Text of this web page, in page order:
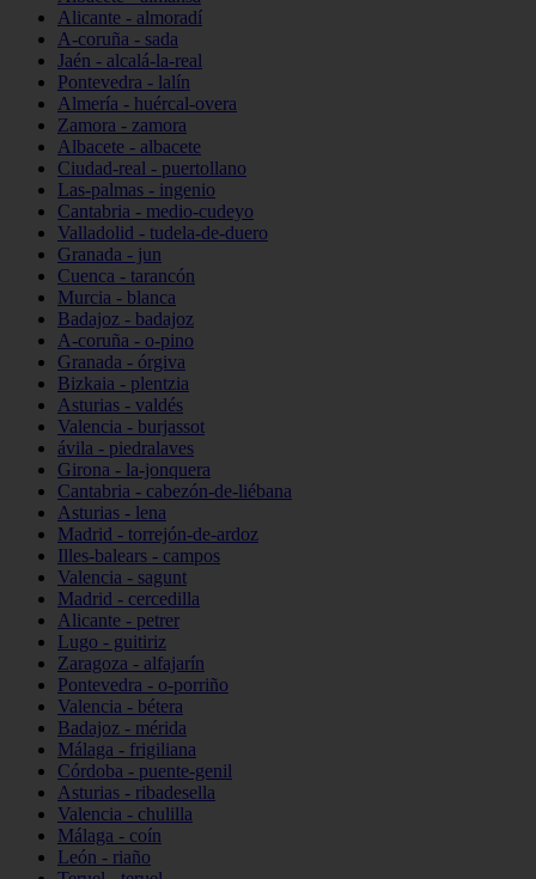
Alicante - almoradí
A-coruña - sada
Jaén - alcalá-la-real
Pontevedra - lalín
Almería - huércal-overa
Zamora - zamora
Albacete - albacete
Ciudad-real - puertollano
Las-palmas - ingenio
Cantabria - medio-cudeyo
Valladolid - tudela-de-duero
Granada - jun
Cuenca - tarancón
Murcia - blanca
Badajoz - badajoz
A-coruña - o-pino
Granada - órgiva
Bizkaia - plentzia
Asturias - valdés
Valencia - burjassot
ávila - piedralaves
Girona - la-jonquera
Cantabria - cabezón-de-liébana
Asturias - lena
Madrid - torrejón-de-ardoz
Illes-balears - campos
Valencia - sagunt
Madrid - cercedilla
Alicante - petrer
Lugo - guitiriz
Zaragoza - alfajarín
Pontevedra - o-porriño
Valencia - bétera
Badajoz - mérida
Málaga - frigiliana
Córdoba - puente-genil
Asturias - ribadesella
Valencia - chulilla
Málaga - coín
León - riaño